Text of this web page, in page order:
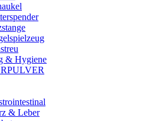
& Hygiene
& Leber